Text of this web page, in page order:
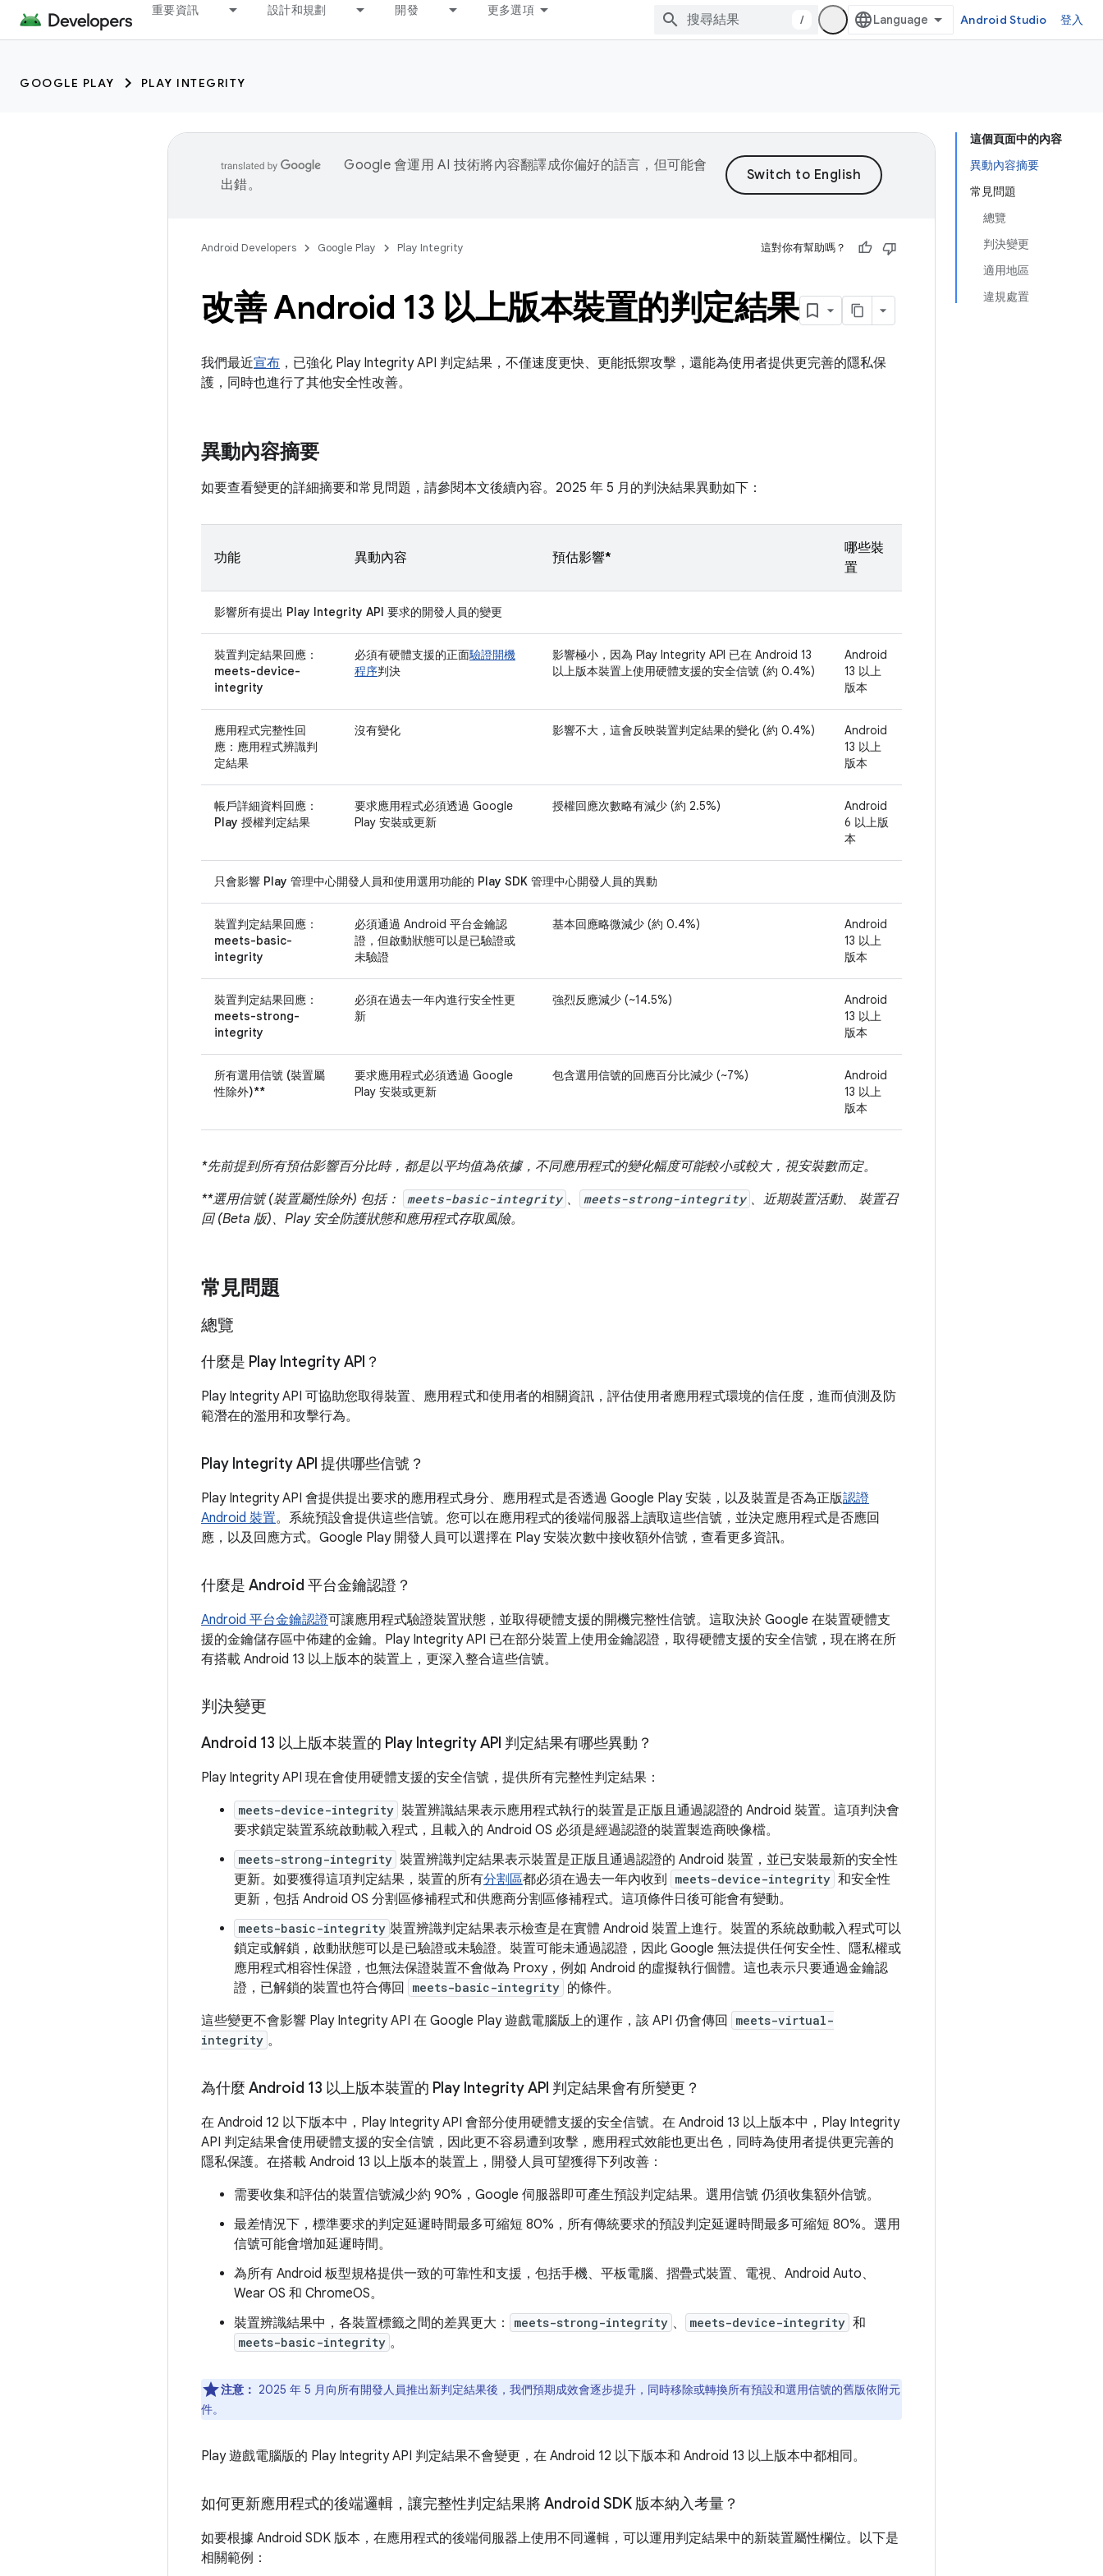
重要資訊 設計和規劃 開發 更多選項
/ Android Studio 登入
GOOGLE PLAY PLAY INTEGRITY
這個頁面中的內容
異動內容摘要
常見問題
總覽
判決變更
適用地區
違規處置
Google 會運用 AI 技術將內容翻譯成你偏好的語言，但可能會
出錯。
Android Developers Google Play Play Integrity 這對你有幫助嗎？
改善 Android 13 以上版本裝置的判定結果
我們最近宣布 ，已強化 Play Integrity API 判定結果，不僅速度更快、更能抵禦攻擊，還能為使用者提供更完善的隱私保
護，同時也進行了其他安全性改善。
異動內容摘要
如要查看變更的詳細摘要和常見問題，請參閱本文後續內容。2025 年 5 月的判決結果異動如下：
功能 異動內容 預估影響*
哪些裝
置
影響所有提出 Play Integrity API 要求的開發人員的變更
裝置判定結果回應：
meets-device-
integrity
必須有硬體支援的正面驗證開機
程序判決
影響極小，因為 Play Integrity API 已在 Android 13
以上版本裝置上使用硬體支援的安全信號 (約 0.4%)
Android
13 以上
版本
應用程式完整性回
應：應用程式辨識判
定結果
沒有變化 影響不大，這會反映裝置判定結果的變化 (約 0.4%)
Android
13 以上
版本
帳戶詳細資料回應：
Play 授權判定結果
要求應用程式必須透過 Google
Play 安裝或更新
授權回應次數略有減少 (約 2.5%)
Android
6 以上版
本
只會影響 Play 管理中心開發人員和使用選用功能的 Play SDK 管理中心開發人員的異動
裝置判定結果回應：
meets-basic-
integrity
必須通過 Android 平台金鑰認
證，但啟動狀態可以是已驗證或
未驗證
基本回應略微減少 (約 0.4%)
Android
13 以上
版本
裝置判定結果回應：
meets-strong-
integrity
必須在過去一年內進行安全性更
新
強烈反應減少 (~14.5%)
Android
13 以上
版本
所有選用信號 (裝置屬
性除外)**
要求應用程式必須透過 Google
Play 安裝或更新
包含選用信號的回應百分比減少 (~7%)
Android
13 以上
版本
*先前提到所有預估影響百分比時，都是以平均值為依據，不同應用程式的變化幅度可能較小或較大，視安裝數而定。
**選用信號 (裝置屬性除外) 包括：
meets-basic-integrity 、 meets-strong-integrity 、近期裝置活動、 裝置召
回 (Beta 版)、Play 安全防護狀態和應用程式存取風險。
常見問題
總覽
什麼是 Play Integrity API？
Play Integrity API 可協助您取得裝置、應用程式和使用者的相關資訊，評估使用者應用程式環境的信任度，進而偵測及防
範潛在的濫用和攻擊行為。
Play Integrity API 提供哪些信號？
Play Integrity API 會提供提出要求的應用程式身分、應用程式是否透過 Google Play 安裝，以及裝置是否為正版認證
Android 裝置。系統預設會提供這些信號。您可以在應用程式的後端伺服器上讀取這些信號，並決定應用程式是否應回
應，以及回應方式。Google Play 開發人員可以選擇在 Play 安裝次數中接收額外信號，查看更多資訊。
什麼是 Android 平台金鑰認證？
Android 平台金鑰認證可讓應用程式驗證裝置狀態，並取得硬體支援的開機完整性信號。這取決於 Google 在裝置硬體支
援的金鑰儲存區中佈建的金鑰。Play Integrity API 已在部分裝置上使用金鑰認證，取得硬體支援的安全信號，現在將在所
有搭載 Android 13 以上版本的裝置上，更深入整合這些信號。
判決變更
Android 13 以上版本裝置的 Play Integrity API 判定結果有哪些異動？
Play Integrity API 現在會使用硬體支援的安全信號，提供所有完整性判定結果：
meets-device-integrity 裝置辨識結果表示應用程式執行的裝置是正版且通過認證的 Android 裝置。這項判決會
要求鎖定裝置系統啟動載入程式，且載入的 Android OS 必須是經過認證的裝置製造商映像檔。
meets-strong-integrity 裝置辨識判定結果表示裝置是正版且通過認證的 Android 裝置，並已安裝最新的安全性
更新。如要獲得這項判定結果，裝置的所有分割區都必須在過去一年內收到 meets-device-integrity 和安全性
更新，包括 Android OS 分割區修補程式和供應商分割區修補程式。這項條件日後可能會有變動。
meets-basic-integrity 裝置辨識判定結果表示檢查是在實體 Android 裝置上進行。裝置的系統啟動載入程式可以
鎖定或解鎖，啟動狀態可以是已驗證或未驗證。裝置可能未通過認證，因此 Google 無法提供任何安全性、隱私權或
應用程式相容性保證，也無法保證裝置不會做為 Proxy，例如 Android 的虛擬執行個體。這也表示只要通過金鑰認
證，已解鎖的裝置也符合傳回
meets-basic-integrity 的條件。
這些變更不會影響 Play Integrity API 在 Google Play 遊戲電腦版上的運作，該 API 仍會傳回
meets-virtual-
integrity 。
為什麼 Android 13 以上版本裝置的 Play Integrity API 判定結果會有所變更？
在 Android 12 以下版本中，Play Integrity API 會部分使用硬體支援的安全信號。在 Android 13 以上版本中，Play Integrity
API 判定結果會使用硬體支援的安全信號，因此更不容易遭到攻擊，應用程式效能也更出色，同時為使用者提供更完善的
隱私保護。在搭載 Android 13 以上版本的裝置上，開發人員可望獲得下列改善：
需要收集和評估的裝置信號減少約 90%，Google 伺服器即可產生預設判定結果。選用信號 仍須收集額外信號。
最差情況下，標準要求的判定延遲時間最多可縮短 80%，所有傳統要求的預設判定延遲時間最多可縮短 80%。選用
信號可能會增加延遲時間。
為所有 Android 板型規格提供一致的可靠性和支援，包括手機、平板電腦、摺疊式裝置、電視、Android Auto、
Wear OS 和 ChromeOS。
裝置辨識結果中，各裝置標籤之間的差異更大：
meets-strong-integrity 、 meets-device-integrity 和
meets-basic-integrity 。
注意： 2025 年 5 月向所有開發人員推出新判定結果後，我們預期成效會逐步提升，同時移除或轉換所有預設和選用信號的舊版依附元
件。
Play 遊戲電腦版的 Play Integrity API 判定結果不會變更，在 Android 12 以下版本和 Android 13 以上版本中都相同。
如何更新應用程式的後端邏輯，讓完整性判定結果將 Android SDK 版本納入考量？
如要根據 Android SDK 版本，在應用程式的後端伺服器上使用不同邏輯，可以運用判定結果中的新裝置屬性欄位。以下是
相關範例：